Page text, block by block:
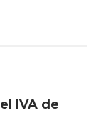
IVA de